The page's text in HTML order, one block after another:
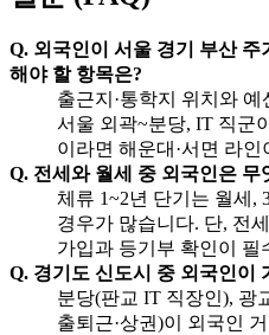
Q. 외국인이 서울 경기 부산
해야 할 항목은?
출근지·통학지 위치와
서울 외곽~분당, IT 직군
이라면 해운대·서면 라
Q. 전세와 월세 중 외국인은 무
체류 1~2년 단기는 월세,
경우가 많습니다. 단, 전
가입과 등기부 확인이 필
Q. 경기도 신도시 중 외국인이
분당(판교 IT 직장인), 광
출퇴근·상권)이 외국인